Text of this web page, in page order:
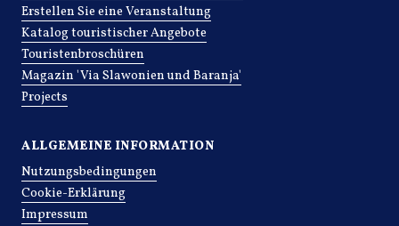
Erstellen Sie eine Veranstaltung
Katalog touristischer Angebote
Touristenbroschüren
Magazin 'Via Slawonien und Baranja'
Projects
ALLGEMEINE INFORMATION
Nutzungsbedingungen
Cookie-Erklärung
Impressum